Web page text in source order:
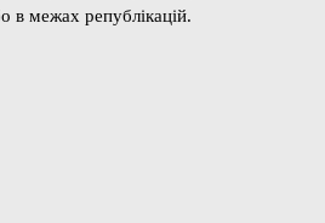
в межах републікацій.